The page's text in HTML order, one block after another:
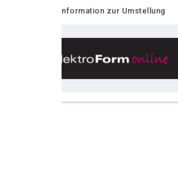
zur Umstellung